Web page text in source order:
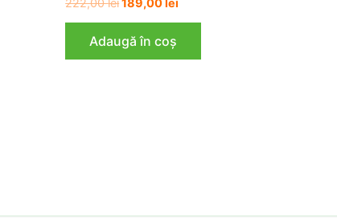
222,00lei
fost:
222,00 lei.
189,00lei
Adaugă în coș